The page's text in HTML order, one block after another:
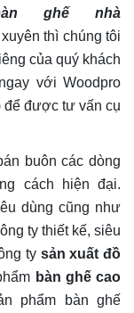
ghế nhà
thì chúng tôi
của quý khách
với Woodpro
để được tư vấn cụ
buôn các dòng
cách hiện đại.
dùng cũng như
ty thiết kế, siêu
ty sản xuất đồ
bàn ghế cao
phẩm bàn ghế